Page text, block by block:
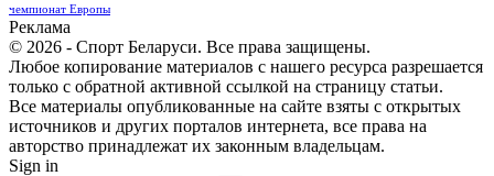
чемпионат Европы
Реклама
© 2026 - Спорт Беларуси. Все права защищены.
Любое копирование материалов с нашего ресурса разрешается
только с обратной активной ссылкой на страницу статьи.
Все материалы опубликованные на сайте взяты с открытых
источников и других порталов интернета, все права на
авторство принадлежат их законным владельцам.
Sign in